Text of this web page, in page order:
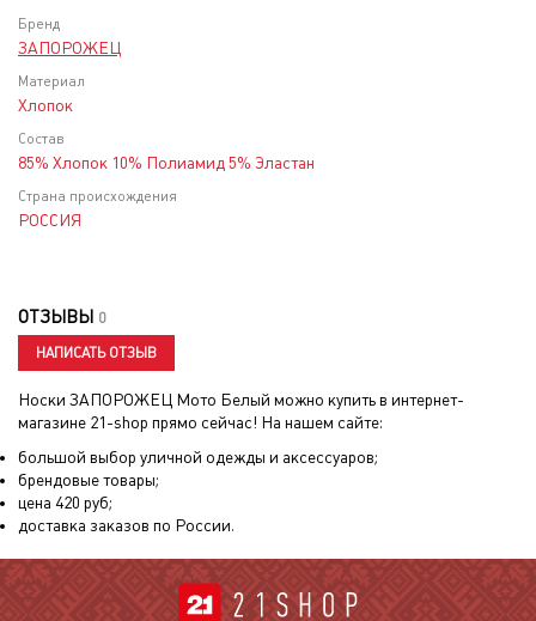
Бренд
ЗАПОРОЖЕЦ
Материал
Хлопок
Состав
85% Хлопок 10% Полиамид 5% Эластан
Страна происхождения
РОССИЯ
ОТЗЫВЫ 0
НАПИСАТЬ ОТЗЫВ
Носки ЗАПОРОЖЕЦ Мото Белый можно купить в интернет-
магазине 21-shop прямо сейчас! На нашем сайте:
большой выбор уличной одежды и аксессуаров;
брендовые товары;
цена 420 руб;
доставка заказов по России.